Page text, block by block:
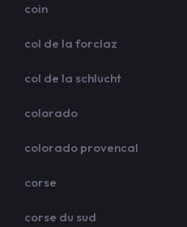
coin
col de la forclaz
col de la schlucht
colorado
colorado provencal
corse
corse du sud